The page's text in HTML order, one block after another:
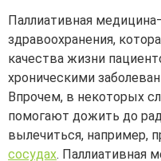
Паллиативная
здравоохранения,
качества жизни
хроническими
Впрочем, в некоторых
помогают дожить до
вылечиться, например,
сосудах. Паллиативная